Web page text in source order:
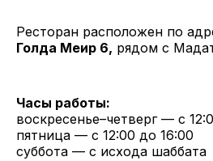
Ресторан расположен по
Голда Меир 6, рядом с
Часы работы:
воскресенье–четверг — с
пятница — с 12:00 до 16:00
суббота — с исхода шаббата